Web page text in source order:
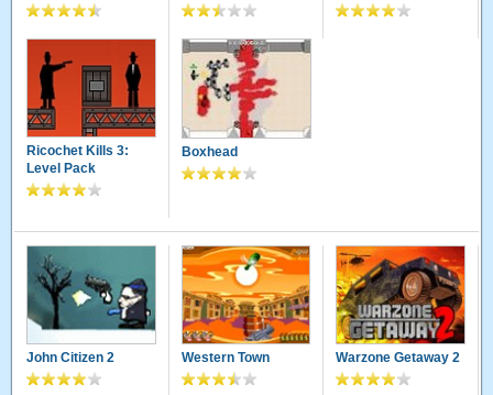
Ricochet Kills 3:
Level Pack
Boxhead
John Citizen 2 Western Town Warzone Getaway 2